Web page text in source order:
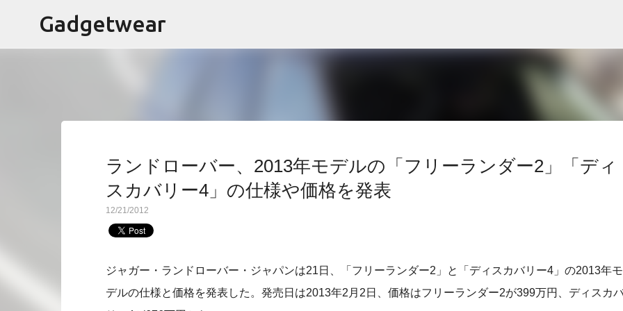
Gadgetwear
ランドローバー、2013年モデルの「フリーランダー2」「ディ
スカバリー4」の仕様や価格を発表
12/21/2012
ジャガー・ランドローバー・ジャパンは21日、「フリーランダー2」と「ディスカバリー4」の2013年モ
デルの仕様と価格を発表した。発売日は2013年2月2日、価格はフリーランダー2が399万円、ディスカ